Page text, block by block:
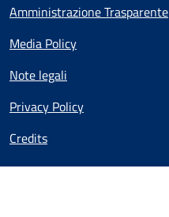
Amministrazione Trasparente
Media Policy
Note legali
Privacy Policy
Credits